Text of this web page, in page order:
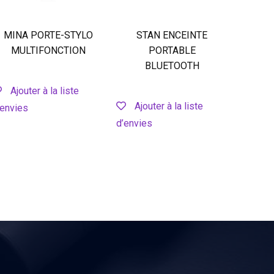
MINA PORTE-STYLO
MULTIFONCTION
Ajouter à la liste
STAN ENCEINTE
PORTABLE
BLUETOOTH
Ajouter à la liste
d’envies